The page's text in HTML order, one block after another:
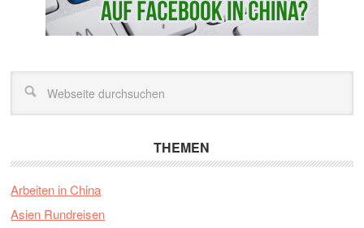
THEMEN
Arbeiten in China
Asien Rundreisen